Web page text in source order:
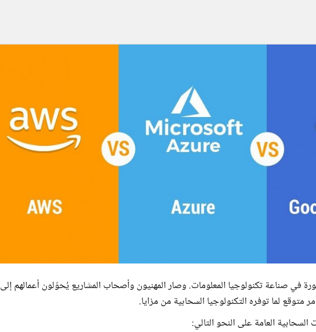
في صناعة تكنولوجيا المعلومات. وصار المهنيون وأصحاب المشاريع يُحوّلون أعمالهم إلى
متوقع لما توفره التكنولوجيا السحابية من مزايا.
العامة على النحو التالي: